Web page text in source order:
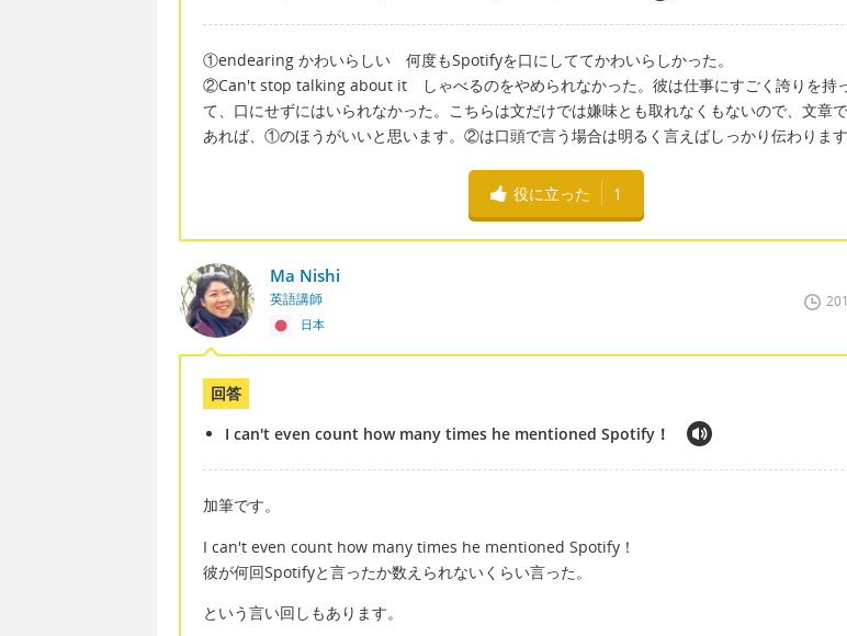
①endearing かわいらしい 何度もSpotifyを口にしててかわいらしかった。
②Can't stop talking about it しゃべるのをやめられなかった。彼は仕事にすごく誇りを持
て、口にせずにはいられなかった。こちらは文だけでは嫌味とも取れなくもないので、文章
あれば、①のほうがいいと思います。②は口頭で言う場合は明るく言えばしっかり伝わります
役に立った 1
Ma Nishi
英語講師
日本
回答
I can't even count how many times he mentioned Spotify！
加筆です。
I can't even count how many times he mentioned Spotify！
彼が何回Spotifyと言ったか数えられないくらい言った。
という言い回しもあります。